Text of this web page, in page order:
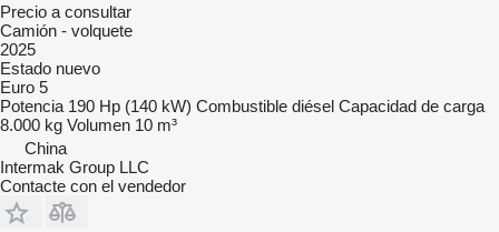
Precio a consultar
Camión - volquete
2025
Estado nuevo
Euro 5
Potencia 190 Hp (140 kW) Combustible diésel Capacidad de carga
8.000 kg Volumen 10 m³
China
Intermak Group LLC
Contacte con el vendedor